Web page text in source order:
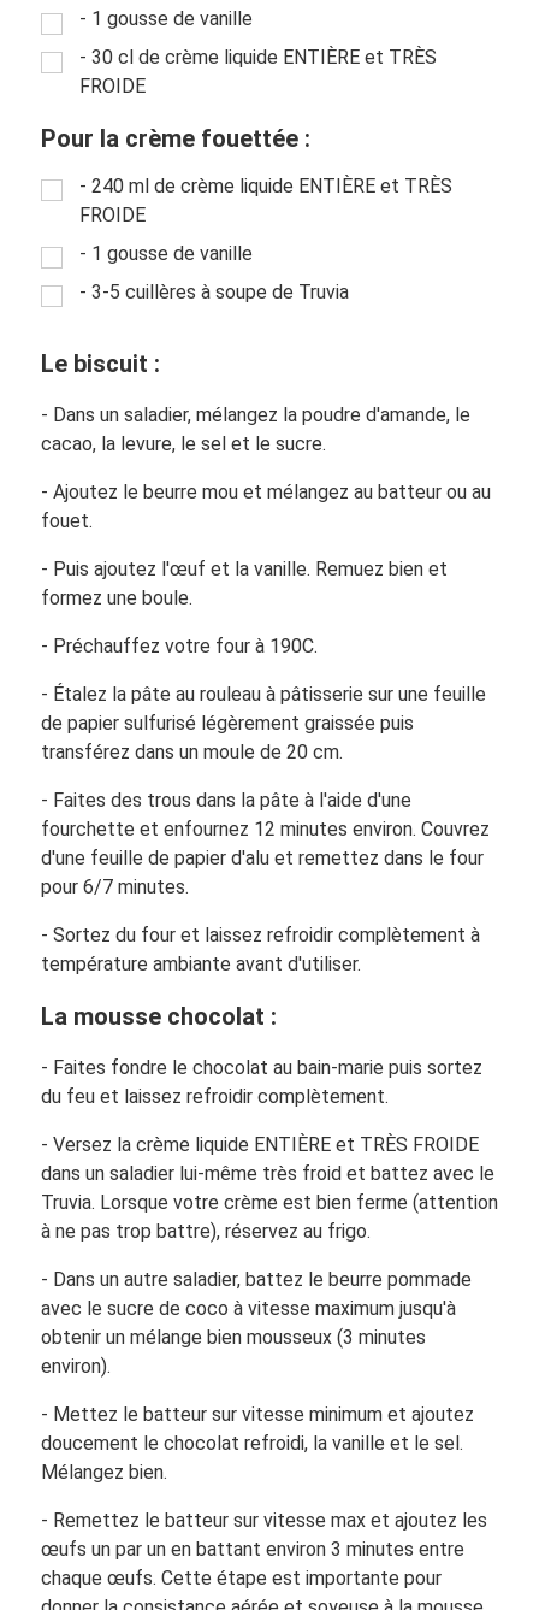
- 1 gousse de vanille
- 30 cl de crème liquide ENTIÈRE et TRÈS
FROIDE
Pour la crème fouettée :
- 240 ml de crème liquide ENTIÈRE et TRÈS
FROIDE
- 1 gousse de vanille
- 3-5 cuillères à soupe de Truvia
Le biscuit :
- Dans un saladier, mélangez la poudre d'amande, le
cacao, la levure, le sel et le sucre.
- Ajoutez le beurre mou et mélangez au batteur ou au
fouet.
- Puis ajoutez l'œuf et la vanille. Remuez bien et
formez une boule.
- Préchauffez votre four à 190C.
- Étalez la pâte au rouleau à pâtisserie sur une feuille
de papier sulfurisé légèrement graissée puis
transférez dans un moule de 20 cm.
- Faites des trous dans la pâte à l'aide d'une
fourchette et enfournez 12 minutes environ. Couvrez
d'une feuille de papier d'alu et remettez dans le four
pour 6/7 minutes.
- Sortez du four et laissez refroidir complètement à
température ambiante avant d'utiliser.
La mousse chocolat :
- Faites fondre le chocolat au bain-marie puis sortez
du feu et laissez refroidir complètement.
- Versez la crème liquide ENTIÈRE et TRÈS FROIDE
dans un saladier lui-même très froid et battez avec le
Truvia. Lorsque votre crème est bien ferme (attention
à ne pas trop battre), réservez au frigo.
- Dans un autre saladier, battez le beurre pommade
avec le sucre de coco à vitesse maximum jusqu'à
obtenir un mélange bien mousseux (3 minutes
environ).
- Mettez le batteur sur vitesse minimum et ajoutez
doucement le chocolat refroidi, la vanille et le sel.
Mélangez bien.
- Remettez le batteur sur vitesse max et ajoutez les
œufs un par un en battant environ 3 minutes entre
chaque œufs. Cette étape est importante pour